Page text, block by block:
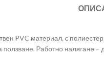
PVC материал, с
Работно налягане